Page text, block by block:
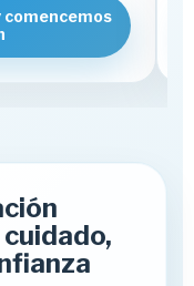
comencemos